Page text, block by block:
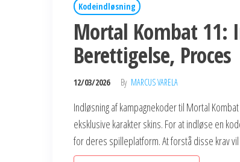
Kodeindløsning
Mortal Kombat 11:
Berettigelse, Proces
12/03/2026 By MARCUS VARELA
Indløsning af kampagnekoder til Mortal
eksklusive karakter skins. For at indløse en
for deres spilleplatform. At forstå disse krav